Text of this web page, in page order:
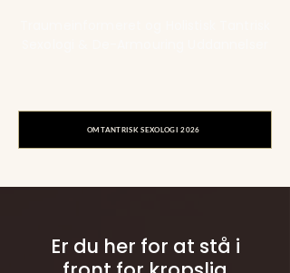
OM TANTRISK SEXOLOGI 2026
Er du her for at stå i